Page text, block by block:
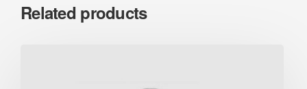
Related products